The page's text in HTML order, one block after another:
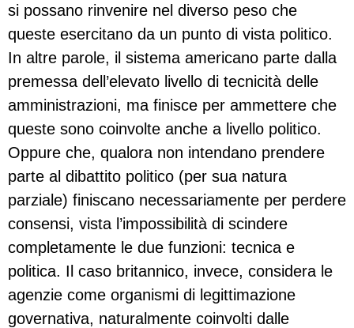
si possano rinvenire nel diverso peso che
queste esercitano da un punto di vista politico.
In altre parole, il sistema americano parte dalla
premessa dell’elevato livello di tecnicità delle
amministrazioni, ma finisce per ammettere che
queste sono coinvolte anche a livello politico.
Oppure che, qualora non intendano prendere
parte al dibattito politico (per sua natura
parziale) finiscano necessariamente per perdere
consensi, vista l’impossibilità di scindere
completamente le due funzioni: tecnica e
politica. Il caso britannico, invece, considera le
agenzie come organismi di legittimazione
governativa, naturalmente coinvolti dalle